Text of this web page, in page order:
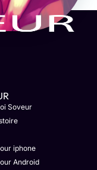
Soveur
iphone
Android